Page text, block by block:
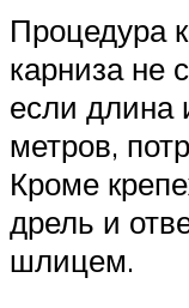
Процедура
карниза не
если длина
метров,
Кроме
дрель и
шлицем.